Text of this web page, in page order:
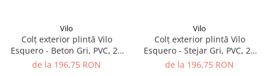
Vilo
Colț exterior plintă Vilo
Esquero - Beton Gri, PVC, 20
buc/cutie, compatibil plintă
de la 196,75 RON
Vilo
Colț exterior plintă Vilo
Esquero - Stejar Gri, PVC, 20
buc/cutie, compatibil plintă
de la 196,75 RON